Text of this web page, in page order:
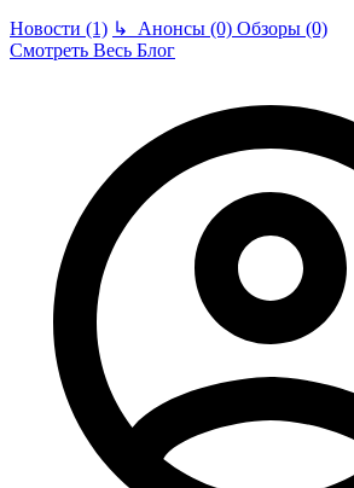
Новости (1) ↳ Анонсы (0) Обзоры (0)
Смотреть Весь Блог